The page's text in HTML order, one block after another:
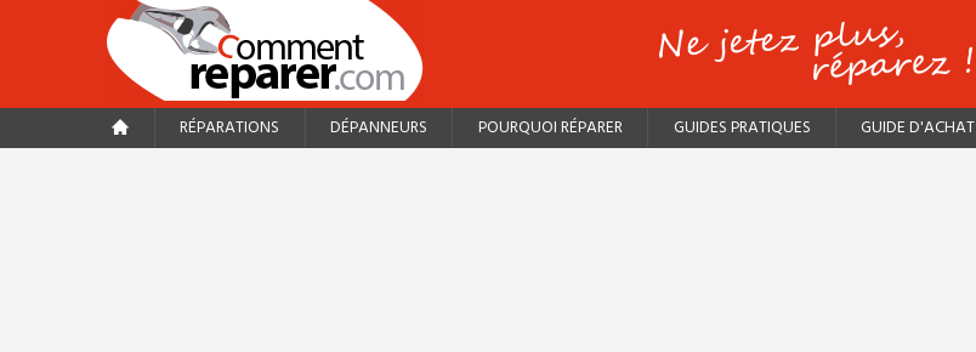
RÉPARATIONS DÉPANNEURS POURQUOI RÉPARER GUIDES PRATIQUES GUIDE D'ACHAT